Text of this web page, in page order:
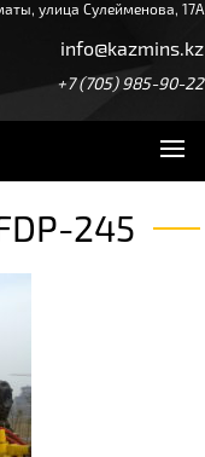
info@kazmins.kz
улица Сулейменова, 17А
+7 (705) 985-90-22
245